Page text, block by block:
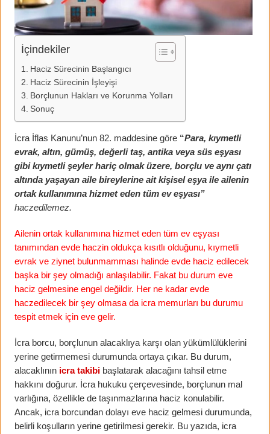
İçindekiler
Haciz Sürecinin Başlangıcı
Haciz Sürecinin İşleyişi
Borçlunun Hakları ve Korunma Yolları
Sonuç
İcra İflas Kanunu’nun 82. maddesine göre “Para, kıymetli
evrak, altın, gümüş, değerli taş, antika veya süs eşyası
gibi kıymetli şeyler hariç olmak üzere, borçlu ve aynı çatı
altında yaşayan aile bireylerine ait kişisel eşya ile ailenin
ortak kullanımına hizmet eden tüm ev eşyası”
haczedilemez.
Ailenin ortak kullanımına hizmet eden tüm ev eşyası
tanımından evde haczin oldukça kısıtlı olduğunu, kıymetli
evrak ve ziynet bulunmamması halinde evde haciz edilecek
başka bir şey olmadığı anlaşılabilir. Fakat bu durum eve
haciz gelmesine engel değildir. Her ne kadar evde
haczedilecek bir şey olmasa da icra memurları bu durumu
tespit etmek için eve gelir.
İcra borcu, borçlunun alacaklıya karşı olan yükümlülüklerini
yerine getirmemesi durumunda ortaya çıkar. Bu durum,
alacaklının icra takibi başlatarak alacağını tahsil etme
hakkını doğurur. İcra hukuku çerçevesinde, borçlunun mal
varlığına, özellikle de taşınmazlarına haciz konulabilir.
Ancak, icra borcundan dolayı eve haciz gelmesi durumunda,
belirli koşulların yerine getirilmesi gerekir. Bu yazıda, icra